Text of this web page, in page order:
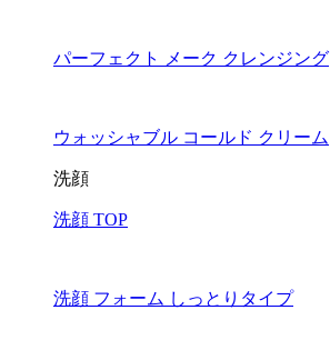
パーフェクト メーク クレンジング
ウォッシャブル コールド クリーム
洗顔
洗顔 TOP
洗顔 フォーム しっとりタイプ